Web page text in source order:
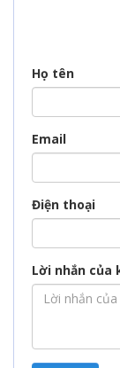
những vấn
Họ tên
Email
Điện thoại
Lời nhắn của